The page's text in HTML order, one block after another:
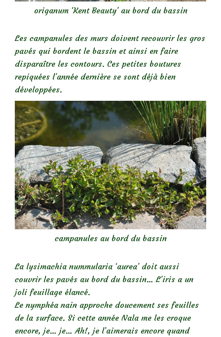
origanum ‘Kent Beauty’ au bord du bassin
Les campanules des murs doivent recouvrir les gros
pavés qui bordent le bassin et ainsi en faire
disparaître les contours. Ces petites boutures
repiquées l’année dernière se sont déjà bien
développées.
campanules au bord du bassin
La lysimachia nummularia ‘aurea’ doit aussi
couvrir les pavés au bord du bassin… L’iris a un
joli feuillage élancé.
Le nymphéa nain approche doucement ses feuilles
de la surface. Si cette année Nala me les croque
encore, je… je… Ah!, je l’aimerais encore quand